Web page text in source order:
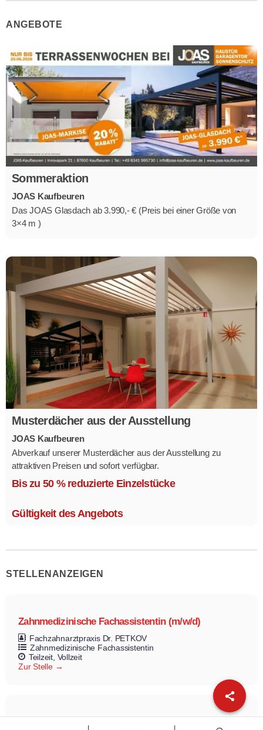
ANGEBOTE
Sommeraktion
JOAS Kaufbeuren
Das JOAS Glasdach ab 3.990,- € (Preis bei einer Größe von
3×4 m )
Musterdächer aus der Ausstellung
JOAS Kaufbeuren
Abverkauf unserer Musterdächer aus der Ausstellung zu
attraktiven Preisen und sofort verfügbar.
Mehrere Modelle in verschiedenen Ausführungen.
Bis zu 50 % reduzierte Einzelstücke
Gültigkeit des Angebots
STELLENANZEIGEN
Zahnmedizinische Fachassistentin (m/w/d)
Fachzahnarztpraxis Dr. PETKOV
Zahnmedizinische Fachassistentin
Teilzeit Vollzeit
Zur Stelle